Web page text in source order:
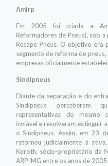
Amirp
Em 2005 foi criada a
Reformadores de Pneus), sob
Recape Pneus. O objetivo
segmento de reforma de
empresas oficialmente
Sindipneus
Diante da separação e do
Sindipneus perceberam
representativas do mesmo
inviável e resolveram extinguir
o Sindipneus. Assim, em 23
retornou judicialmente à
Koroth, sócio-proprietário da
ARP-MG entre os anos de